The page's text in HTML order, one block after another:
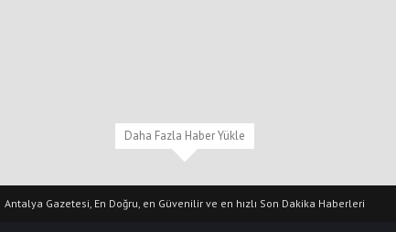
Daha Fazla Haber Yükle
Antalya Gazetesi, En Doğru, en Güvenilir ve en hızlı Son Dakika Haberleri